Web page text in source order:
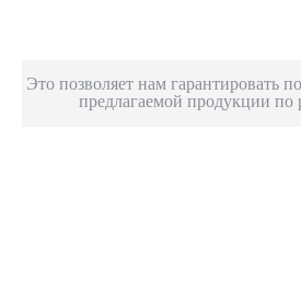
ODIN Tattoo Shop является
лучших мировых